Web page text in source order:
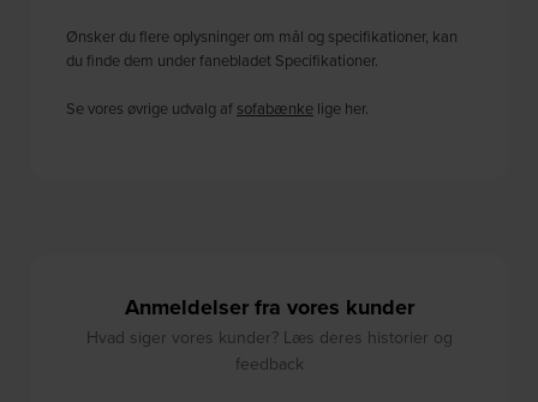
Ønsker du flere oplysninger om mål og specifikationer, kan
du finde dem under fanebladet Specifikationer.
Se vores øvrige udvalg af sofabænke lige her.
Anmeldelser fra vores kunder
Hvad siger vores kunder? Læs deres historier og
feedback